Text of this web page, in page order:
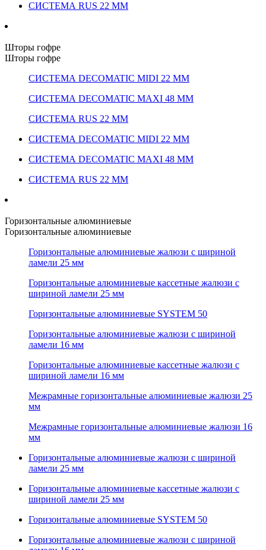
СИСТЕМА RUS 22 ММ
Шторы гофре
Шторы гофре
СИСТЕМА DECOMATIC MIDI 22 ММ
СИСТЕМА DECOMATIC MAXI 48 ММ
СИСТЕМА RUS 22 ММ
СИСТЕМА DECOMATIC MIDI 22 ММ
СИСТЕМА DECOMATIC MAXI 48 ММ
СИСТЕМА RUS 22 ММ
Горизонтальные алюминиевые
Горизонтальные алюминиевые
Горизонтальные алюминиевые жалюзи с шириной
ламели 25 мм
Горизонтальные алюминиевые кассетные жалюзи с
шириной ламели 25 мм
Горизонтальные алюминиевые SYSTEM 50
Горизонтальные алюминиевые жалюзи с шириной
ламели 16 мм
Горизонтальные алюминиевые кассетные жалюзи с
шириной ламели 16 мм
Межрамные горизонтальные алюминиевые жалюзи 25
мм
Межрамные горизонтальные алюминиевые жалюзи 16
мм
Горизонтальные алюминиевые жалюзи с шириной
ламели 25 мм
Горизонтальные алюминиевые кассетные жалюзи с
шириной ламели 25 мм
Горизонтальные алюминиевые SYSTEM 50
Горизонтальные алюминиевые жалюзи с шириной